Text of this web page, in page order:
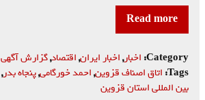
Read more
Category: اخبار,اخبار ایران,اقتصاد,گزارش آگهی
Tags: اتاق اصناف قزوین,احمد خورگامی,پنجاه بدر,
بین المللی استان قزوین